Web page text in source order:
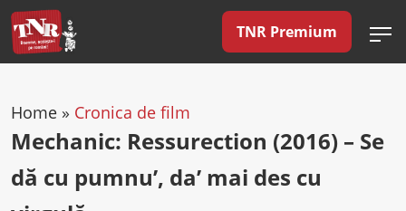
TNR Premium
Home » Cronica de film
Mechanic: Ressurection (2016) – Se
dă cu pumnu’, da’ mai des cu